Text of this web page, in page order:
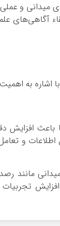
میدانی و
آگاهی‌های
به
باعث
و
مانند